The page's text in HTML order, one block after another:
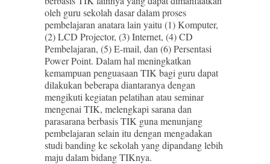
oleh guru sekolah dasar dalam proses
pembelajaran anatara lain yaitu (1) Komputer,
(2) LCD Projector, (3) Internet, (4) CD
Pembelajaran, (5) E-mail, dan (6) Persentasi
Power Point. Dalam hal meningkatkan
kemampuan penguasaan TIK bagi guru dapat
dilakukan beberapa diantaranya dengan
mengikuti kegiatan pelatihan atau seminar
mengenai TIK, melengkapi sarana dan
parasarana berbasis TIK guna menunjang
pembelajaran selain itu dengan mengadakan
studi banding ke sekolah yang dipandang lebih
maju dalam bidang TIKnya.